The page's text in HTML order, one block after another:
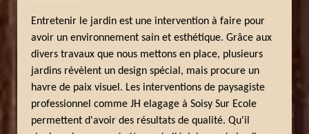
Entretenir le jardin est une intervention à faire pour
avoir un environnement sain et esthétique. Grâce aux
divers travaux que nous mettons en place, plusieurs
jardins révèlent un design spécial, mais procure un
havre de paix visuel. Les interventions de paysagiste
professionnel comme JH elagage à Soisy Sur Ecole
permettent d'avoir des résultats de qualité. Qu'il